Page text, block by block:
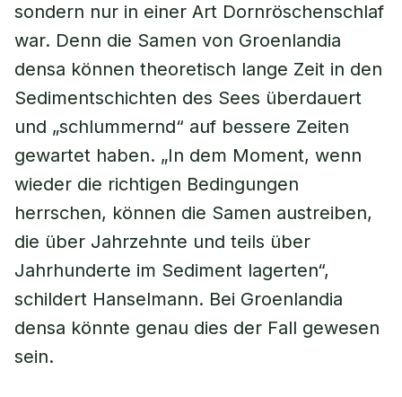
sondern nur in einer Art Dornröschenschlaf
war. Denn die Samen von Groenlandia
densa können theoretisch lange Zeit in den
Sedimentschichten des Sees überdauert
und „schlummernd“ auf bessere Zeiten
gewartet haben. „In dem Moment, wenn
wieder die richtigen Bedingungen
herrschen, können die Samen austreiben,
die über Jahrzehnte und teils über
Jahrhunderte im Sediment lagerten“,
schildert Hanselmann. Bei Groenlandia
densa könnte genau dies der Fall gewesen
sein.